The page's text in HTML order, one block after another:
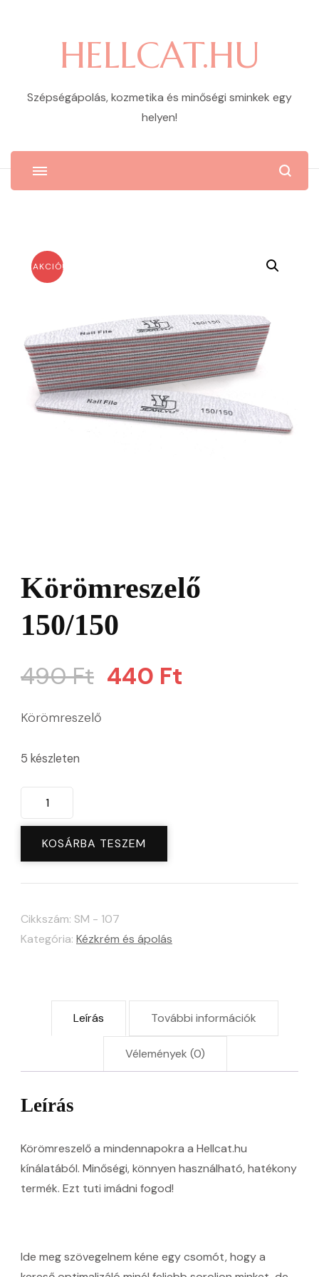
HELLCAT.HU
Szépségápolás, kozmetika és minőségi sminkek egy
helyen!
AKCIÓ!
Körömreszelő
150/150
490Ft Original
price
440 Ft
Körömreszelő
5 készleten
Körömreszelő
150/150
mennyiség
KOSÁRBA TESZEM
Cikkszám: SM - 107
Kategória: Kézkrém és ápolás
Leírás További információk
Vélemények (0)
Leírás
Körömreszelő a mindennapokra a Hellcat.hu
kínálatából. Minőségi, könnyen használható, hatékony
termék. Ezt tuti imádni fogod!
Ide meg szövegelnem kéne egy csomót, hogy a